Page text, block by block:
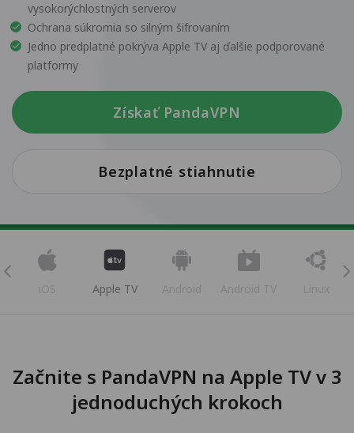
vysokorýchlostných serverov
Ochrana súkromia so silným šifrovaním
Jedno predplatné pokrýva Apple TV aj ďalšie podporované
platformy
Získať PandaVPN
Bezplatné stiahnutie
iOS Apple TV Android Android TV Linux
Začnite s PandaVPN na Apple TV v 3
jednoduchých krokoch